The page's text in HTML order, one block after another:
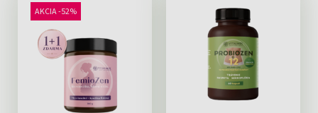
AKCIA -52%